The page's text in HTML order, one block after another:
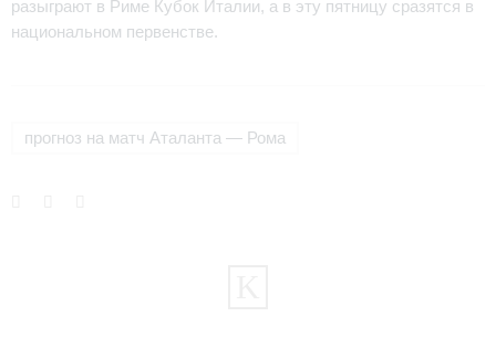
разыграют в Риме Кубок Италии, а в эту пятницу сразятся в
национальном первенстве.
прогноз на матч Аталанта — Рома